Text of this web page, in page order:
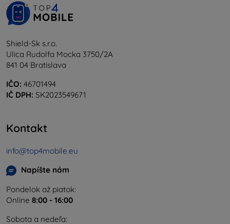
Shield-Sk s.r.o.
Ulica Rudolfa Mocka 3750/2A
841 04 Bratislava
IČO: 46701494
IČ DPH: SK2023549671
Kontakt
info@top4mobile.eu
Napíšte nám
Pondelok až piatok:
Online 8:00 - 16:00
Sobota a nedeľa: